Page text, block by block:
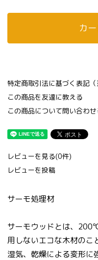
カ
特定商取引法に基づく表記（
この商品を友達に教える
この商品について問い合わせ
レビューを見る(0件)
レビューを投稿
サーモ処理材
サーモウッドとは、
用しないエコな木材のこ
湿気、乾燥による変形に